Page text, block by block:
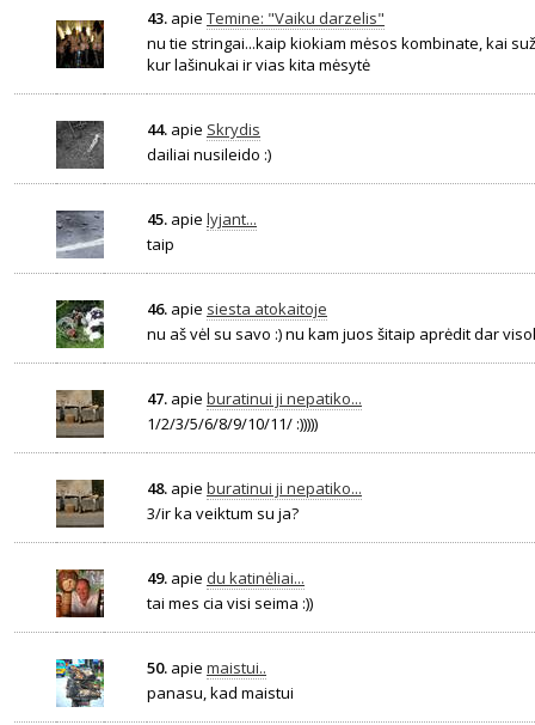
43. apie Temine: "Vaiku darzelis"
nu tie stringai...kaip kiokiam mėsos kombinate, kai
kur lašinukai ir vias kita mėsytė
44. apie Skrydis
dailiai nusileido :)
45. apie lyjant...
taip
46. apie siesta atokaitoje
nu aš vėl su savo :) nu kam juos šitaip aprėdit dar
47. apie buratinui ji nepatiko...
1/2/3/5/6/8/9/10/11/ :)))))
48. apie buratinui ji nepatiko...
3/ir ka veiktum su ja?
49. apie du katinėliai...
tai mes cia visi seima :))
50. apie maistui..
panasu, kad maistui